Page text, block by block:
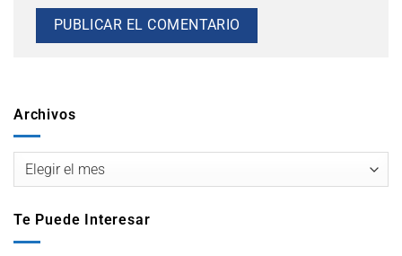
Archivos
Te Puede Interesar